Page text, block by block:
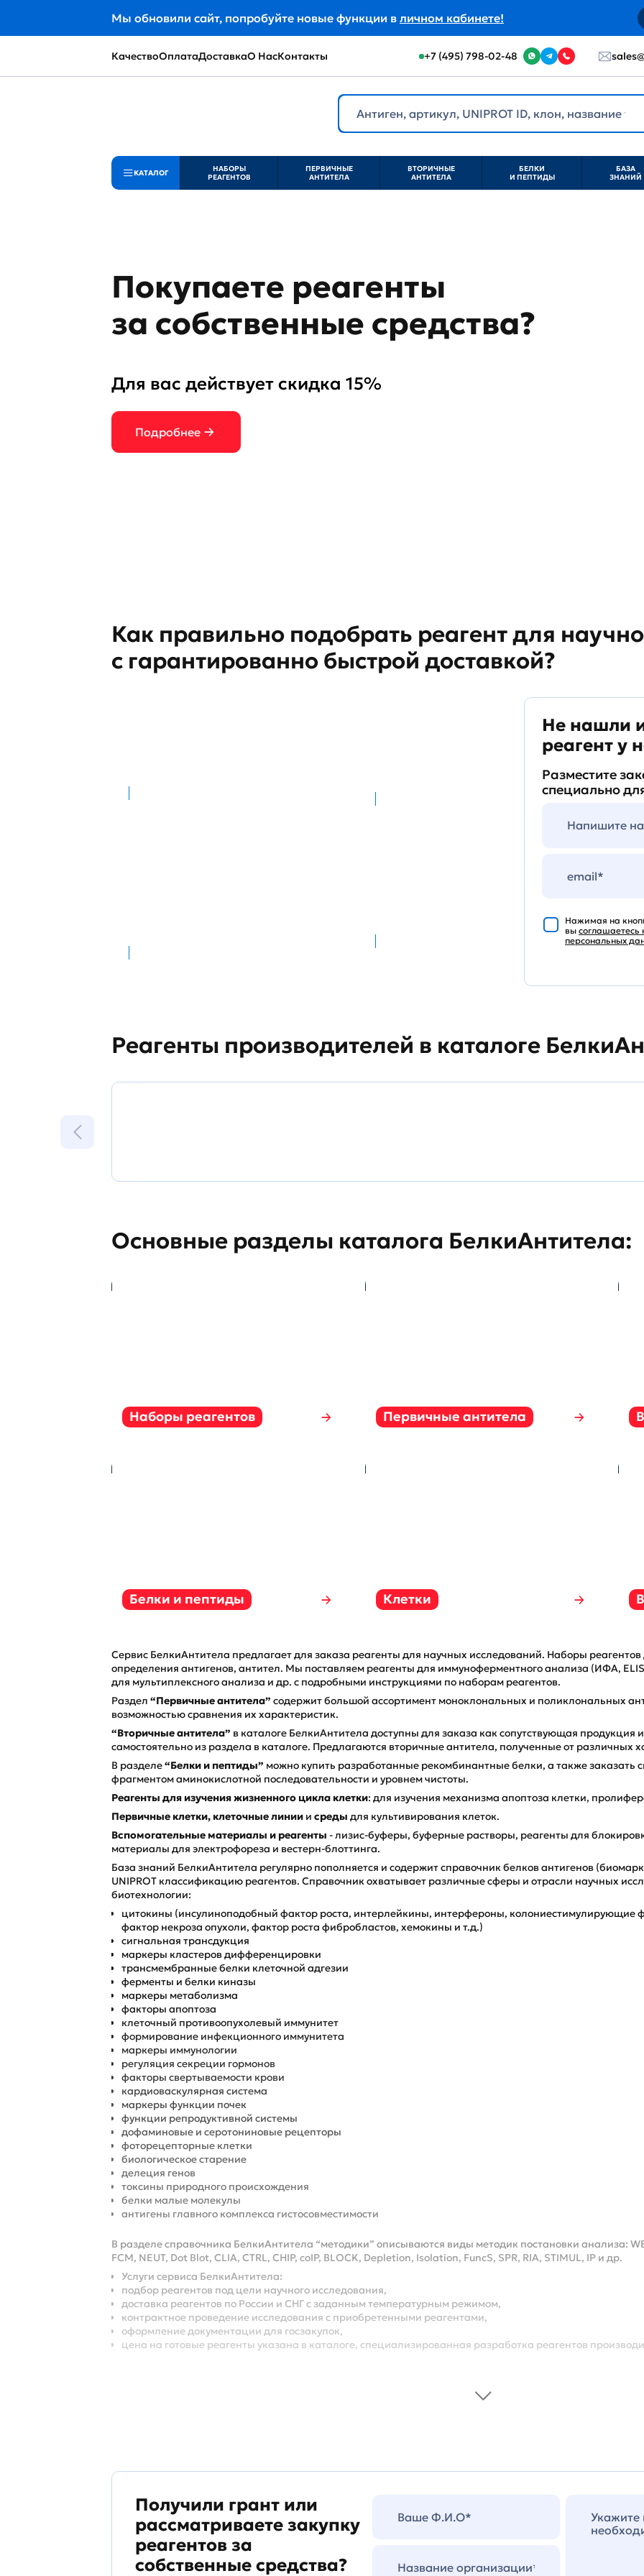
Мы обновили сайт, попробуйте новые функции в личном кабинете!
КачествоОплатаДоставкаО НасКонтакты +7 (495) 798-02-48
КАТАЛОГ
НАБОРЫ
РЕАГЕНТОВ
ПЕРВИЧНЫЕ
АНТИТЕЛА
ВТОРИЧНЫЕ
АНТИТЕЛА
БЕЛКИ
И ПЕПТИДЫ
БАЗА
ЗНАНИЙ
Покупаете реагенты
за собственные средства?
Для вас действует скидка 15%
Подробнее
Как правильно подобрать реагент для
с гарантированно быстрой доставкой?
Не нашли
реагент у
Разместите
специально
Нажимая на
вы соглашаетесь
персональных
Реагенты производителей в каталоге
Основные разделы каталога БелкиАнтитела:
Наборы реагентов Первичные антитела
Белки и пептиды Клетки
Сервис БелкиАнтитела предлагает для заказа реагенты для научных исследований. Наборы
определения антигенов, антител. Мы поставляем реагенты для иммуноферментного анализа (ИФА,
для мультиплексного анализа и др. с подробными инструкциями по наборам реагентов.
Раздел “Первичные антитела” содержит большой ассортимент моноклональных и поликлональных
возможностью сравнения их характеристик.
“Вторичные антитела” в каталоге БелкиАнтитела доступны для заказа как сопутствующая продукция
самостоятельно из раздела в каталоге. Предлагаются вторичные антитела, полученные от различных
В разделе“Белки и пептиды” можно купить разработанные рекомбинантные белки, а также заказать
фрагментом аминокислотной последовательности и уровнем чистоты.
Реагенты для изучения жизненного цикла клетки: для изучения механизма апоптоза клетки,
Первичные клетки, клеточные линии и среды для культивирования клеток.
Вспомогательные материалы и реагенты - лизис-буферы, буферные растворы, реагенты для
материалы для электрофореза и вестерн-блоттинга.
База знаний БелкиАнтитела регулярно пополняется и содержит справочник белков антигенов
UNIPROT классификацию реагентов. Справочник охватывает различные сферы и отрасли научных
биотехнологии:
цитокины (инсулиноподобный фактор роста, интерлейкины, интерфероны, колониестимулирующие
фактор некроза опухоли, фактор роста фибробластов, хемокины и т.д.)
сигнальная трансдукция
маркеры кластеров дифференцировки
трансмембранные белки клеточной адгезии
ферменты и белки киназы
маркеры метаболизма
факторы апоптоза
клеточный противоопухолевый иммунитет
формирование инфекционного иммунитета
маркеры иммунологии
регуляция секреции гормонов
факторы свертываемости крови
кардиоваскулярная система
маркеры функции почек
функции репродуктивной системы
дофаминовые и серотониновые рецепторы
фоторецепторные клетки
биологическое старение
делеция генов
токсины природного происхождения
белки малые молекулы
антигены главного комплекса гистосовместимости
В разделе справочника БелкиАнтитела “методики” описываются виды методик постановки анализа: WB,
FCM, NEUT, Dot Blot, CLIA, CTRL, CHIP, coIP, BLOCK, Depletion, Isolation, FuncS, SPR, RIA, STIMUL, IP и др.
Услуги сервиса БелкиАнтитела:
подбор реагентов под цели научного исследования,
доставка реагентов по России и СНГ с заданным температурным режимом,
контрактное проведение исследования с приобретенными реагентами,
оформление документации для госзакупок,
цена на готовые реагенты указана в каталоге, специализированная разработка реагентов
Получили грант или
рассматриваете закупку
реагентов за
собственные средства?